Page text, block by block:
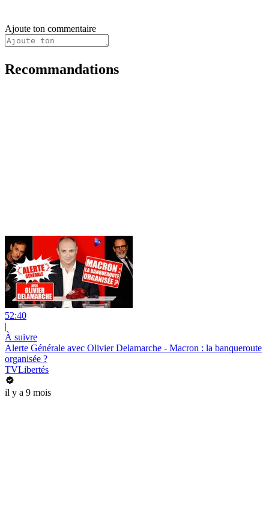
Ajoute ton commentaire
Recommandations
52:40
|
À suivre
Alerte Générale avec Olivier Delamarche - Macron : la banqueroute
organisée ?
TVLibertés
il y a 9 mois